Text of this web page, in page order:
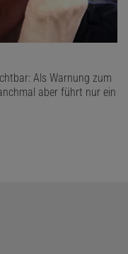
Als Warnung zum
aber führt nur ein